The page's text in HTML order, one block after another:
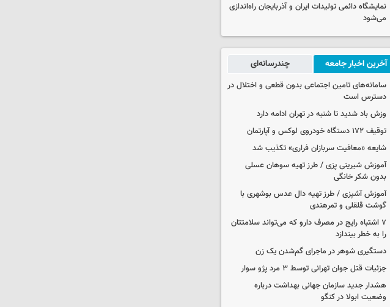
نمایشگاه دائمی تولیدات ایران و آذربایجان راه‌اندازی
می‌شود
آخرین اخبار جامعه چندرسانه‌ای
سامانه‌های تامین اجتماعی بدون قطعی و اختلال در
دسترس است
وزش باد شدید تا شنبه در تهران ادامه دارد
توقیف ۱۷۲ دستگاه خودروی لوکس و آپارتمان
شایعه «معافیت سربازان فراری» تکذیب شد
آموزش شیرینی پزی / طرز تهیه سوهان عسلی
بدون شکر خانگی
آموزش آشپزی / طرز تهیه دال عدس بوشهری با
گوشت قلقلی و تمرهندی
۷ اشتباه رایج در مصرف دارو که می‌تواند سلامتتان
را به خطر بیندازد
دستگیری شوهر در ماجرای گم‌شدن یک زن
جزئیات قتل جوان تهرانی توسط ۳ مرد پژو سوار
هشدار جدید سازمان جهانی بهداشت درباره
وضعیت ابولا در کنگو